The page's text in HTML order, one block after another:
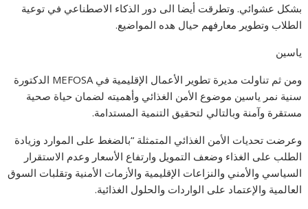
بشكل عشوائي. وتطرقت أيضا الى دور الذكاء الاصطناعي في توعية
الطلاب وتطوير معارفهم حيال هده المواضيع.
ياسين
ومن ثم تناولت مديرة تطوير الأعمال الإقليمية في MEFOSA الدكتورة
سنية نمر ياسين موضوع الأمن الغذائي وأهميته لضمان حياة صحية
مستقرة وآمنة وبالتالي لتحقيق التنمية المستدامة.
وعرضت تحديات الأمن الغذائي المتمثلة “بالضغط على الموارد وزيادة
الطلب على الغذاء وضعف التمويل وارتفاع الأسعار وعدم الاستقرار
السياسي والأمني والنزاعات الإقليمية والأزمات الأمنية وتقلبات السوق
العالمية والإعتماد على الواردات والحلول الغذائية.